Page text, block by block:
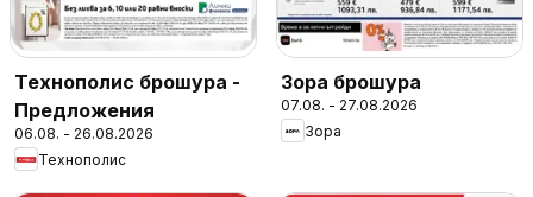
Технополис брошура -
Предложения
06.08. - 26.08.2026
Технополис
Зора брошура
07.08. - 27.08.2026
Зора